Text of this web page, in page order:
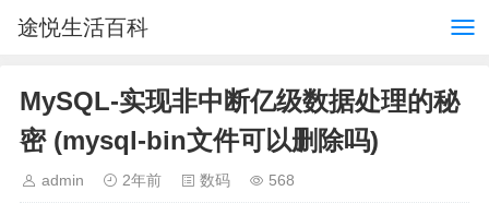
途悦生活百科
MySQL-实现非中断亿级数据处理的秘
密 (mysql-bin文件可以删除吗)
admin 2年前 数码 568